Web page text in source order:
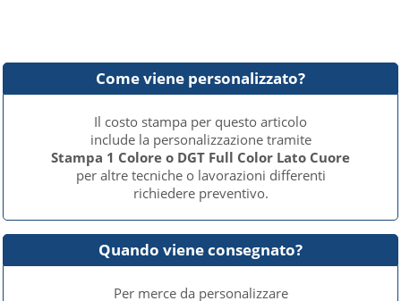
Come viene personalizzato?
Il costo stampa per questo articolo
include la personalizzazione tramite
Stampa 1 Colore o DGT Full Color Lato Cuore
per altre tecniche o lavorazioni differenti
richiedere preventivo.
Quando viene consegnato?
Per merce da personalizzare